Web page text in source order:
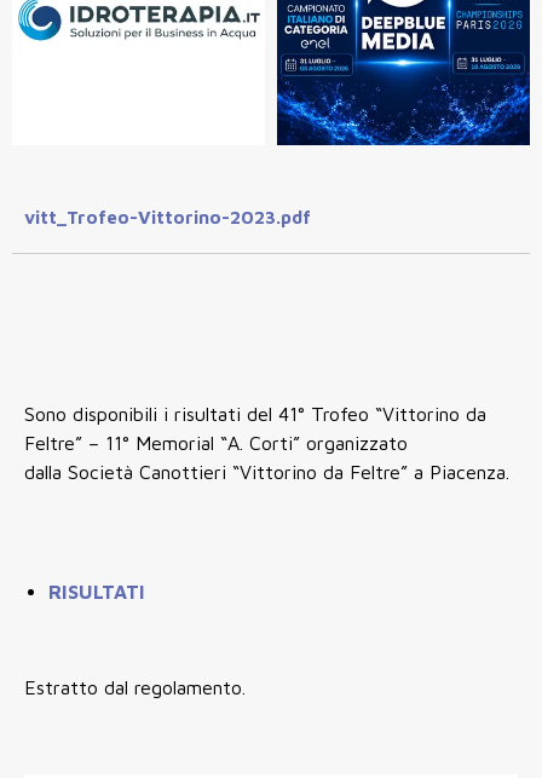
vitt_Trofeo-Vittorino-2023.pdf
Sono disponibili i risultati del 41° Trofeo “Vittorino da
Feltre” – 11° Memorial “A. Corti” organizzato
dalla Società Canottieri “Vittorino da Feltre” a Piacenza.
RISULTATI
Estratto dal regolamento.